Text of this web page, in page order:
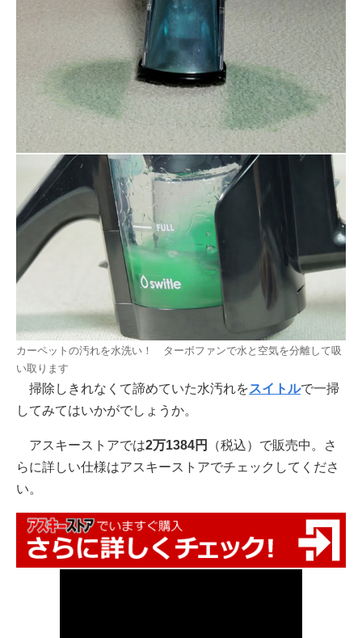
カーペットの汚れを水洗い！ ターボファンで水と空気を分離して吸
い取ります
掃除しきれなくて諦めていた水汚れをスイトルで一掃
してみてはいかがでしょうか。
アスキーストアでは2万1384円
（税込）で販売中。さ
らに詳しい仕様はアスキーストアでチェックしてくださ
い。